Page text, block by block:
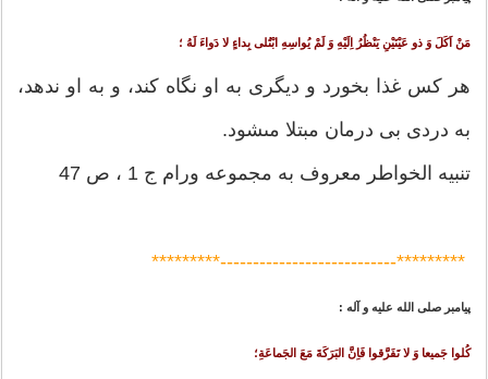
مَنْ اَكَلَ وَ ذو عَيْنَيْنِ يَنْظُرُ اِلَيْهِ وَ لَمْ يُواسِهِ ابْتُلى بِداءٍ لا دَواءَ لَهُ ؛
هر كس غذا بخورد و ديگرى به او نگاه كند، و به او ندهد،
به دردى بى درمان مبتلا مى‏شود.
تنبيه الخواطر معروف به مجموعه ورام ج 1 ، ص 47
*********---------------------------*********
پيامبر صلى‏ الله‏ عليه ‏و‏ آله :
كُلوا جَميعا وَ لا تَفَرَّقوا فَاِنَّ البَرَكَةَ مَعَ الجَماعَةِ؛